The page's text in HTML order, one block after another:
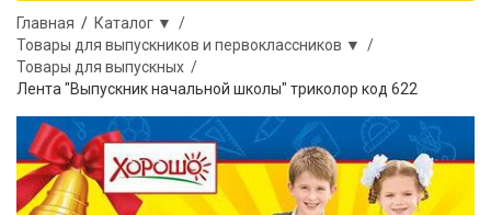
Главная / Каталог ▼ /
Товары для выпускников и первоклассников ▼ /
Товары для выпускных /
Лента "Выпускник начальной школы" триколор код 622